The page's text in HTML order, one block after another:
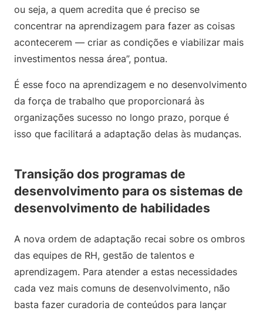
ou seja, a quem acredita que é preciso se
concentrar na aprendizagem para fazer as coisas
acontecerem — criar as condições e viabilizar mais
investimentos nessa área”, pontua.
É esse foco na aprendizagem e no desenvolvimento
da força de trabalho que proporcionará às
organizações sucesso no longo prazo, porque é
isso que facilitará a adaptação delas às mudanças.
Transição dos programas de
desenvolvimento para os sistemas de
desenvolvimento de habilidades
A nova ordem de adaptação recai sobre os ombros
das equipes de RH, gestão de talentos e
aprendizagem. Para atender a estas necessidades
cada vez mais comuns de desenvolvimento, não
basta fazer curadoria de conteúdos para lançar